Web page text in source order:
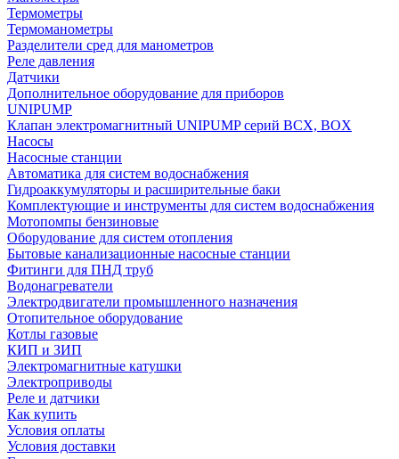
Термометры
Термоманометры
Разделители сред для манометров
Реле давления
Датчики
Дополнительное оборудование для приборов
UNIPUMP
Клапан электромагнитный UNIPUMP серий BCX, BOX
Насосы
Насосные станции
Автоматика для систем водоснабжения
Гидроаккумуляторы и расширительные баки
Комплектующие и инструменты для систем водоснабжения
Мотопомпы бензиновые
Оборудование для систем отопления
Бытовые канализационные насосные станции
Фитинги для ПНД труб
Водонагреватели
Электродвигатели промышленного назначения
Отопительное оборудование
Котлы газовые
КИП и ЗИП
Электромагнитные катушки
Электроприводы
Реле и датчики
Как купить
Условия оплаты
Условия доставки